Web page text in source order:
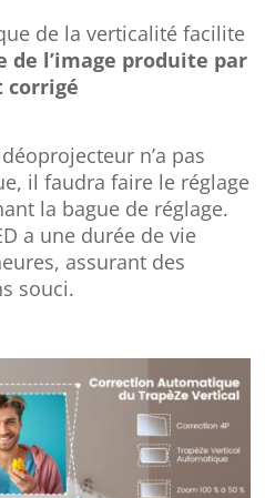
de la verticalité facilite
de l’image produite par
corrigé
n’a pas
il faudra faire le réglage
la bague de réglage.
a une durée de vie
assurant des
souci.